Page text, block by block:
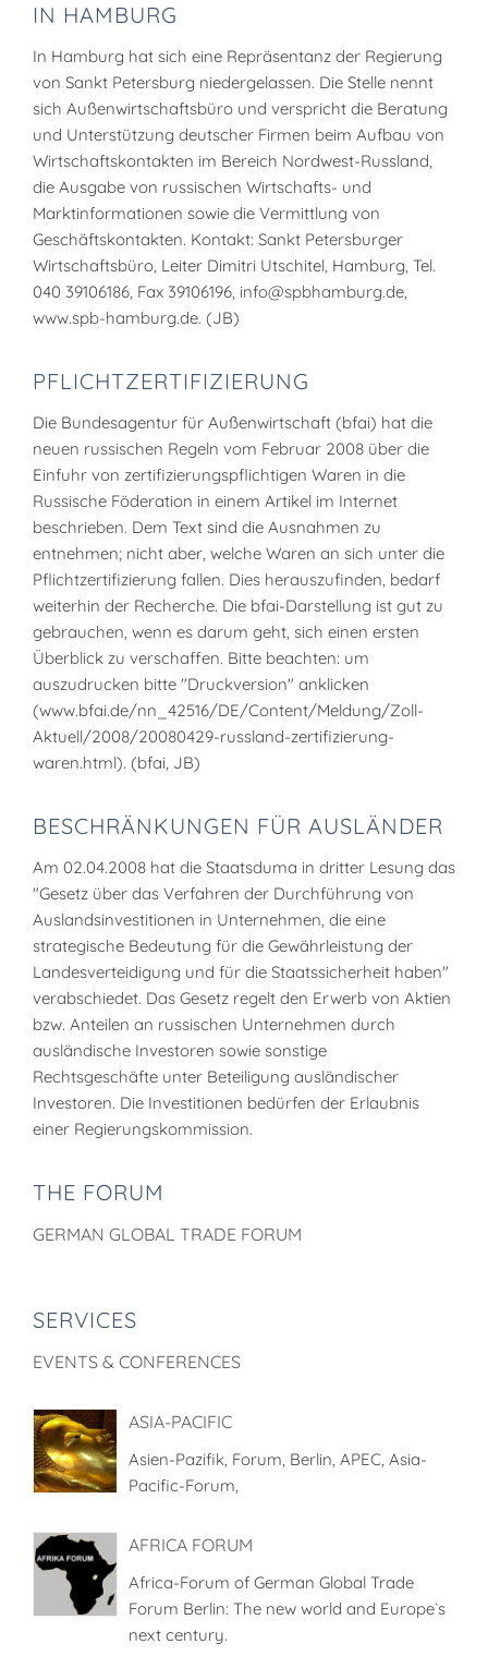
IN HAMBURG
In Hamburg hat sich eine Repräsentanz der Regierung
von Sankt Petersburg niedergelassen. Die Stelle nennt
sich Außenwirtschaftsbüro und verspricht die Beratung
und Unterstützung deutscher Firmen beim Aufbau von
Wirtschaftskontakten im Bereich Nordwest-Russland,
die Ausgabe von russischen Wirtschafts- und
Marktinformationen sowie die Vermittlung von
Geschäftskontakten. Kontakt: Sankt Petersburger
Wirtschaftsbüro, Leiter Dimitri Utschitel, Hamburg, Tel.
040 39106186, Fax 39106196, info@spbhamburg.de,
www.spb-hamburg.de. (JB)
PFLICHTZERTIFIZIERUNG
Die Bundesagentur für Außenwirtschaft (bfai) hat die
neuen russischen Regeln vom Februar 2008 über die
Einfuhr von zertifizierungspflichtigen Waren in die
Russische Föderation in einem Artikel im Internet
beschrieben. Dem Text sind die Ausnahmen zu
entnehmen; nicht aber, welche Waren an sich unter die
Pflichtzertifizierung fallen. Dies herauszufinden, bedarf
weiterhin der Recherche. Die bfai-Darstellung ist gut zu
gebrauchen, wenn es darum geht, sich einen ersten
Überblick zu verschaffen. Bitte beachten: um
auszudrucken bitte "Druckversion" anklicken
(www.bfai.de/nn_42516/DE/Content/Meldung/Zoll-
Aktuell/2008/20080429-russland-zertifizierung-
waren.html). (bfai, JB)
BESCHRÄNKUNGEN FÜR AUSLÄNDER
Am 02.04.2008 hat die Staatsduma in dritter Lesung das
"Gesetz über das Verfahren der Durchführung von
Auslandsinvestitionen in Unternehmen, die eine
strategische Bedeutung für die Gewährleistung der
Landesverteidigung und für die Staatssicherheit haben"
verabschiedet. Das Gesetz regelt den Erwerb von Aktien
bzw. Anteilen an russischen Unternehmen durch
ausländische Investoren sowie sonstige
Rechtsgeschäfte unter Beteiligung ausländischer
Investoren. Die Investitionen bedürfen der Erlaubnis
einer Regierungskommission.
THE FORUM
GERMAN GLOBAL TRADE FORUM
SERVICES
EVENTS & CONFERENCES
ASIA-PACIFIC
Asien-Pazifik, Forum, Berlin, APEC, Asia-
Pacific-Forum,
AFRICA FORUM
Africa-Forum of German Global Trade
Forum Berlin: The new world and Europe`s
next century.